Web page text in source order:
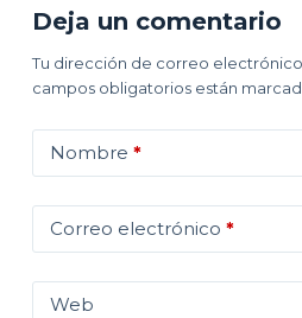
Deja un comentario
Tu dirección de correo
campos obligatorios están
Nombre *
Correo electrónico *
Web